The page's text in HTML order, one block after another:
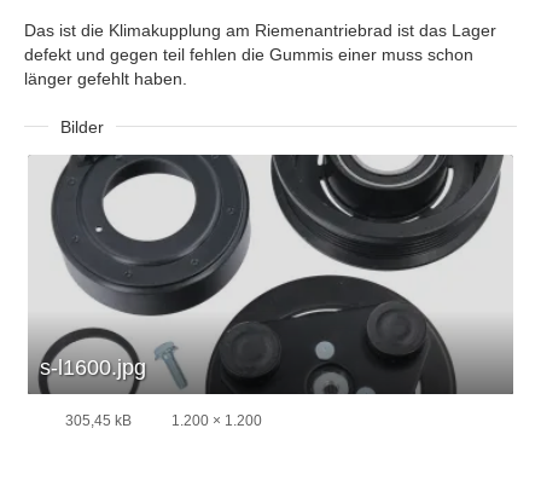
Das ist die Klimakupplung am Riemenantriebrad ist das Lager
defekt und gegen teil fehlen die Gummis einer muss schon
länger gefehlt haben.
Bilder
s-l1600.jpg
305,45 kB 1.200 × 1.200